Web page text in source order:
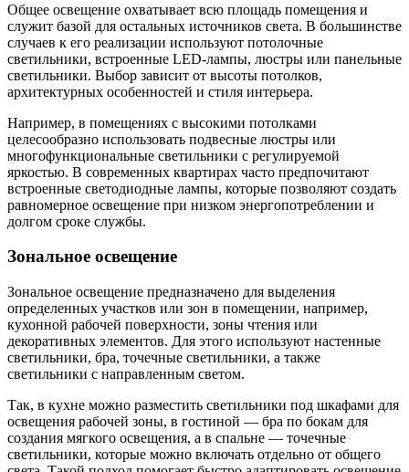
Общее освещение охватывает всю площадь помещения и
служит базой для остальных источников света. В большинстве
случаев к его реализации используют потолочные
светильники, встроенные LED-лампы, люстры или панельные
светильники. Выбор зависит от высоты потолков,
архитектурных особенностей и стиля интерьера.
Например, в помещениях с высокими потолками
целесообразно использовать подвесные люстры или
многофункциональные светильники с регулируемой
яркостью. В современных квартирах часто предпочитают
встроенные светодиодные лампы, которые позволяют создать
равномерное освещение при низком энергопотреблении и
долгом сроке службы.
Зональное освещение
Зональное освещение предназначено для выделения
определенных участков или зон в помещении, например,
кухонной рабочей поверхности, зоны чтения или
декоративных элементов. Для этого используют настенные
светильники, бра, точечные светильники, а также
светильники с направленным светом.
Так, в кухне можно разместить светильники под шкафами для
освещения рабочей зоны, в гостиной — бра по бокам для
создания мягкого освещения, а в спальне — точечные
светильники, которые можно включать отдельно от общего